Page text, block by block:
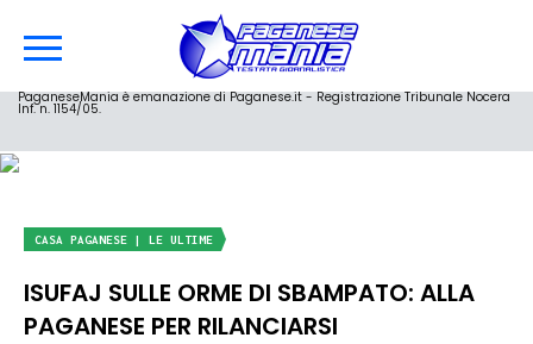
PaganeseMania è emanazione di Paganese.it - Registrazione Tribunale Nocera
Inf. n. 1154/05.
CASA PAGANESE | LE ULTIME
ISUFAJ SULLE ORME DI SBAMPATO: ALLA
PAGANESE PER RILANCIARSI